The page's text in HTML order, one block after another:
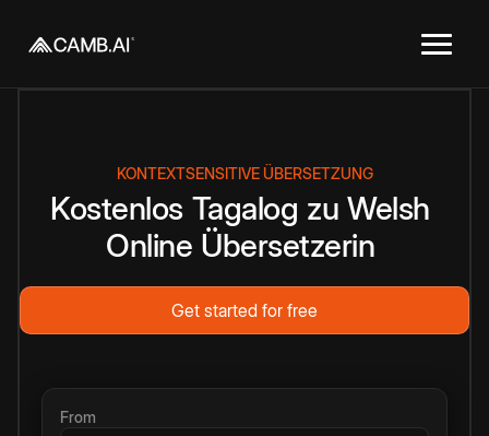
KONTEXTSENSITIVE ÜBERSETZUNG
Kostenlos Tagalog zu Welsh
Online Übersetzerin
Get started for free
From